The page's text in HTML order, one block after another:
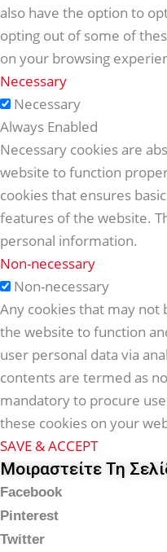
also have the option to
opting out of some of
on your browsing
Necessary
Necessary
Always Enabled
Necessary cookies are
website to function
cookies that ensures
features of the website.
personal information.
Non-necessary
Non-necessary
Any cookies that may not
the website to function
user personal data via
contents are termed as
mandatory to procure
these cookies on your
SAVE & ACCEPT
Μοιραστείτε Τη
Facebook
Pinterest
Twitter